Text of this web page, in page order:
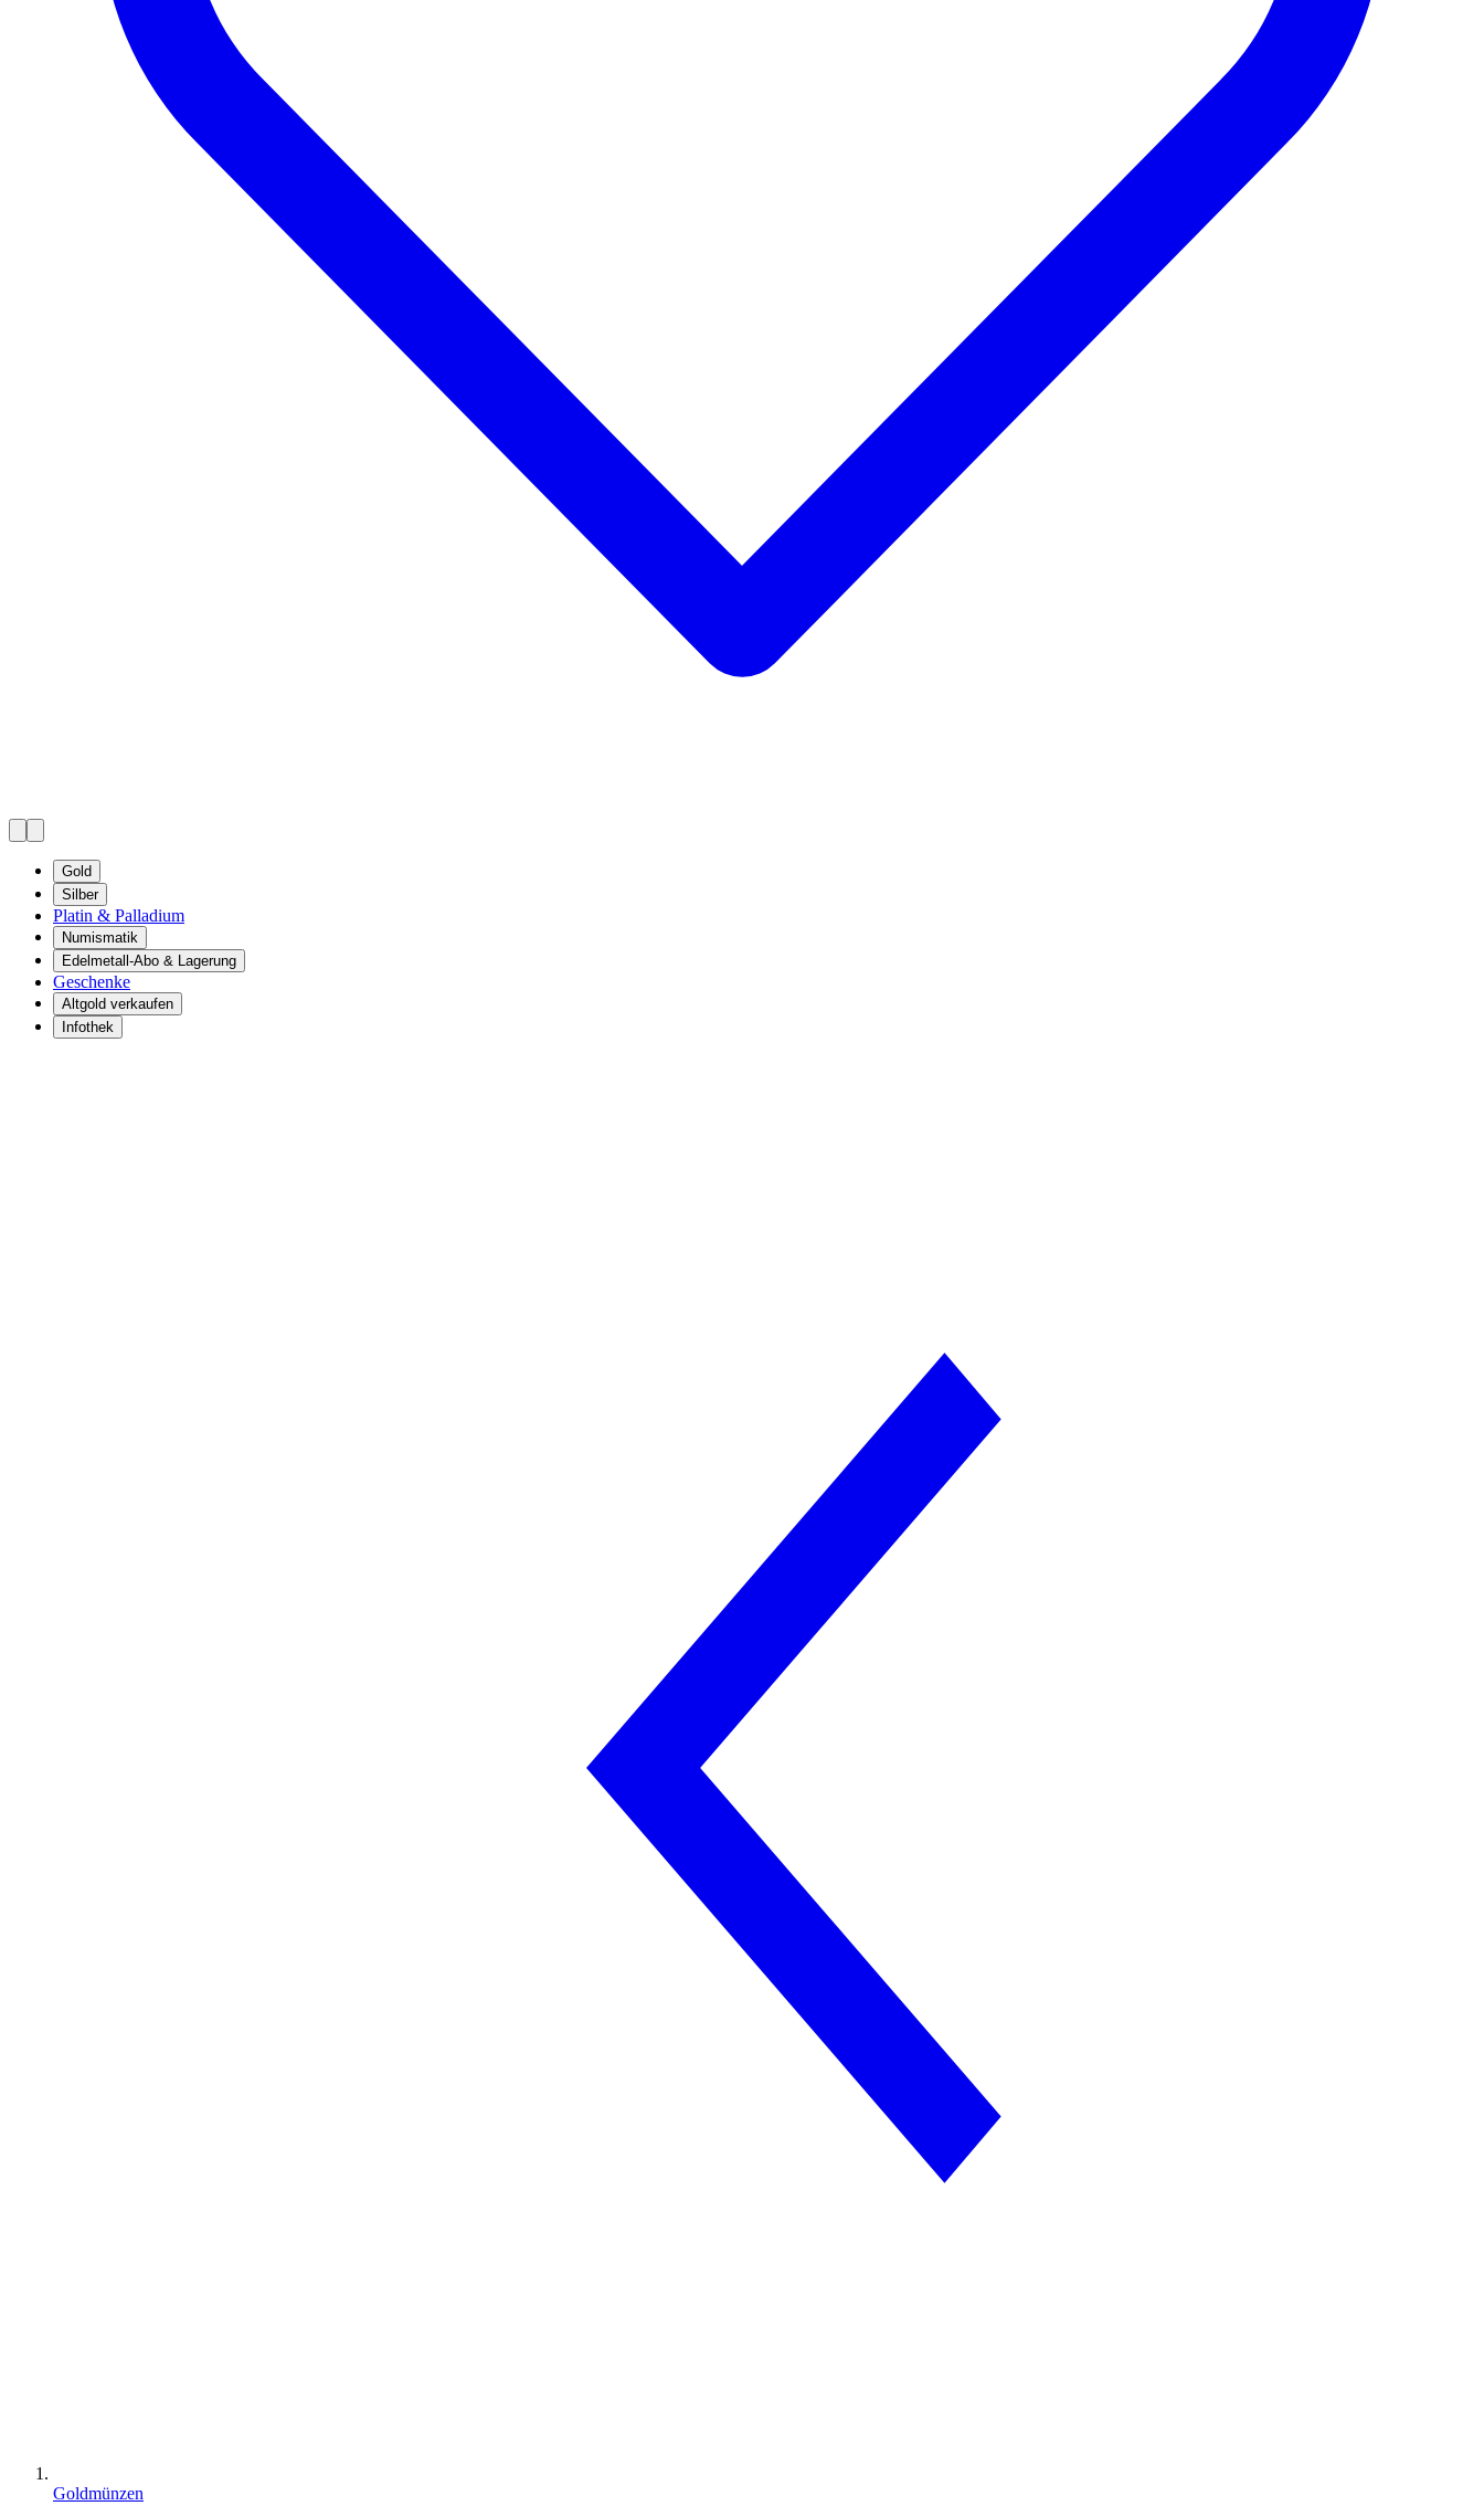
Gold
Silber
Platin & Palladium
Numismatik
Edelmetall-Abo & Lagerung
Geschenke
Altgold verkaufen
Infothek
Goldmünzen